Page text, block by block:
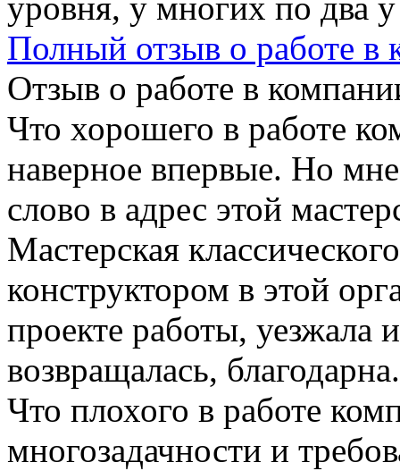
Полный отзыв о работе в
Отзыв о работе в
Что хорошего в работе
наверное впервые. Но мне
слово в адрес этой
Мастерская
конструктором в этой
проекте работы, уезжала
возвращалась,
Что плохого в работе
многозадачности и